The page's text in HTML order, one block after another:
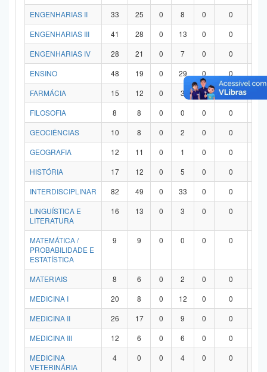
ENGENHARIAS II
33 25 0 8 0 0
ENGENHARIAS III
41 28 0 13 0 0
ENGENHARIAS IV
28 21 0 7 0 0
ENSINO
48 19 0 29 0 0
FARMÁCIA
15 12 0 3 0 0
FILOSOFIA
8 8 0 0 0 0
GEOCIÊNCIAS
10 8 0 2 0 0
GEOGRAFIA
12 11 0 1 0 0
HISTÓRIA
17 12 0 5 0 0
INTERDISCIPLINAR
82 49 0 33 0 0
LINGUÍSTICA E
LITERATURA
16 13 0 3 0 0
MATEMÁTICA /
PROBABILIDADE E
ESTATÍSTICA
9 9 0 0 0 0
MATERIAIS 8 6 0 2 0 0
MEDICINA I
20 8 0 12 0 0
MEDICINA II
26 17 0 9 0 0
MEDICINA III
12 6 0 6 0 0
MEDICINA
VETERINÁRIA
4 0 0 4 0 0